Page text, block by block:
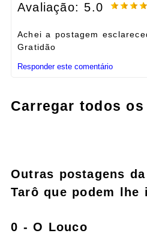
Avaliação: 5.0
Achei a postagem
Gratidão
Responder este comentário
Carregar todos
Outras postagens
Tarô que podem lhe
0 - O Louco